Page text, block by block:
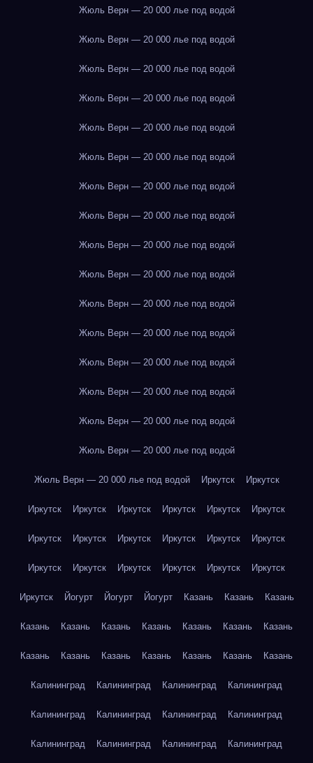
Жюль Верн — 20 000 лье под водой
Жюль Верн — 20 000 лье под водой
Жюль Верн — 20 000 лье под водой
Жюль Верн — 20 000 лье под водой
Жюль Верн — 20 000 лье под водой
Жюль Верн — 20 000 лье под водой
Жюль Верн — 20 000 лье под водой
Жюль Верн — 20 000 лье под водой
Жюль Верн — 20 000 лье под водой
Жюль Верн — 20 000 лье под водой
Жюль Верн — 20 000 лье под водой
Жюль Верн — 20 000 лье под водой
Жюль Верн — 20 000 лье под водой
Жюль Верн — 20 000 лье под водой
Жюль Верн — 20 000 лье под водой
Жюль Верн — 20 000 лье под водой
Жюль Верн — 20 000 лье под водой Иркутск Иркутск
Иркутск Иркутск Иркутск Иркутск Иркутск Иркутск
Иркутск Иркутск Иркутск Иркутск Иркутск Иркутск
Иркутск Иркутск Иркутск Иркутск Иркутск Иркутск
Иркутск Йогурт Йогурт Йогурт Казань Казань Казань
Казань Казань Казань Казань Казань Казань Казань
Казань Казань Казань Казань Казань Казань Казань
Калининград Калининград Калининград Калининград
Калининград Калининград Калининград Калининград
Калининград Калининград Калининград Калининград